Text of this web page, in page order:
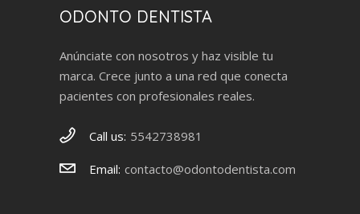
ODONTO DENTISTA
Anúnciate con nosotros y haz visible tu
marca. Crece junto a una red que conecta
pacientes con profesionales reales.
Call us: 5542738981
Email: contacto@odontodentista.com